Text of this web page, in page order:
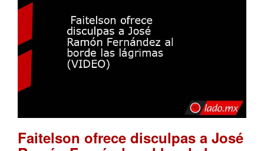
Faitelson ofrece disculpas a José